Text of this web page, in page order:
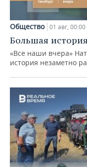
Общество 01 авг, 00:00
Большая
«Все наши вчера»
история незаметно